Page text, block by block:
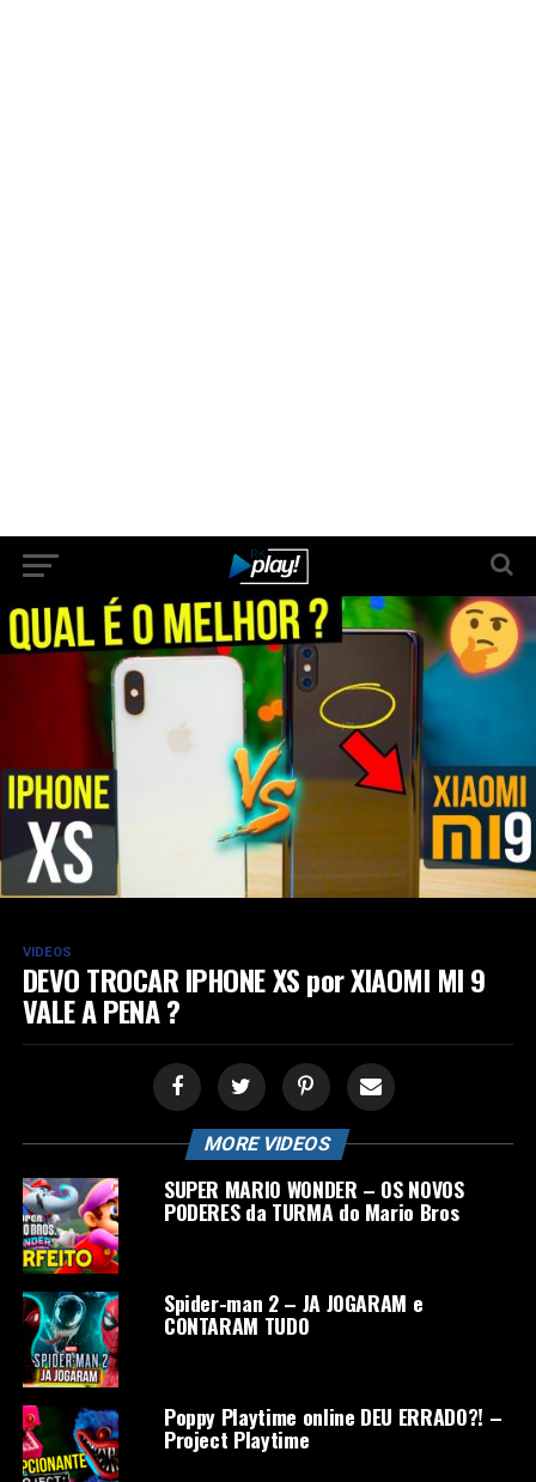
VIDEOS
DEVO TROCAR IPHONE XS por XIAOMI MI 9
VALE A PENA ?
MORE VIDEOS
SUPER MARIO WONDER – OS NOVOS
PODERES da TURMA do Mario Bros
Spider-man 2 – JA JOGARAM e
CONTARAM TUDO
Poppy Playtime online DEU ERRADO?! –
Project Playtime